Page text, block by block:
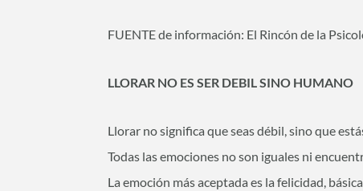
FUENTE de información: El Rincón de la
LLORAR NO ES SER DEBIL SINO HUMANO
Llorar no significa que seas débil, sino que
Todas las emociones no son iguales ni
La emoción más aceptada es la felicidad,